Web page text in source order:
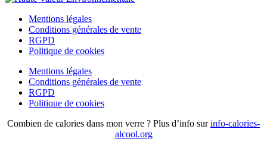
Mentions légales
Conditions générales de vente
RGPD
Politique de cookies
Mentions légales
Conditions générales de vente
RGPD
Politique de cookies
Combien de calories dans mon verre ? Plus d’info surinfo-calories-
alcool.org